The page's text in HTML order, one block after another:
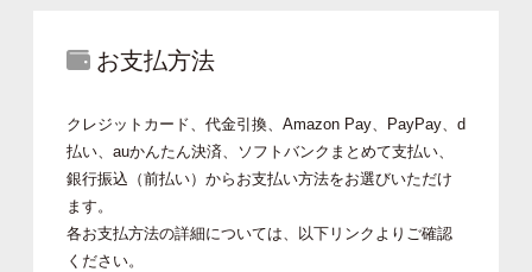
お支払方法
クレジットカード、代金引換、Amazon Pay、PayPay、d
払い、auかんたん決済、ソフトバンクまとめて支払い、
銀行振込（前払い）からお支払い方法をお選びいただけ
ます。
各お支払方法の詳細については、以下リンクよりご確認
ください。